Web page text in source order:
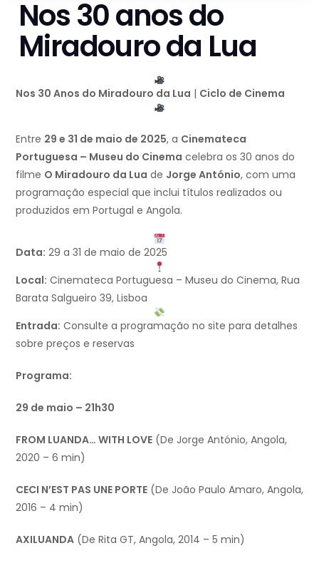
Nos 30 anos do
Miradouro da Lua
Nos 30 Anos do Miradouro da Lua | Ciclo de Cinema
Entre 29 e 31 de maio de 2025, a Cinemateca
Portuguesa – Museu do Cinema celebra os 30 anos do
filme O Miradouro da Lua de Jorge António, com uma
programação especial que inclui títulos realizados ou
produzidos em Portugal e Angola.
Data: 29 a 31 de maio de 2025
Local: Cinemateca Portuguesa – Museu do Cinema, Rua
Barata Salgueiro 39, Lisboa
Entrada: Consulte a programação no site para detalhes
sobre preços e reservas
Programa:
29 de maio – 21h30
FROM LUANDA… WITH LOVE (De Jorge António, Angola,
2020 – 6 min)
CECI N’EST PAS UNE PORTE (De João Paulo Amaro, Angola,
2016 – 4 min)
AXILUANDA (De Rita GT, Angola, 2014 – 5 min)